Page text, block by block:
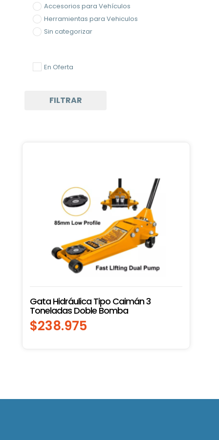
Accesorios para Vehículos
Herramientas para Vehiculos
Sin categorizar
En Oferta
FILTRAR
Gata Hidráulica Tipo Caimán 3
Toneladas Doble Bomba
$238.975